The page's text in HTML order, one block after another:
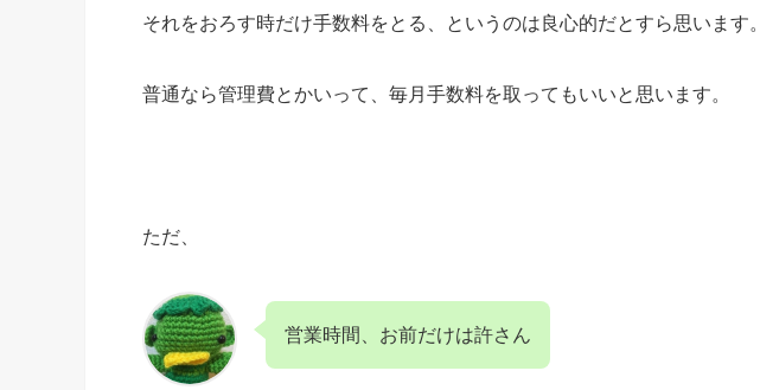
それをおろす時だけ手数料をとる、というのは良心的だとすら思います。
普通なら管理費とかいって、毎月手数料を取ってもいいと思います。
ただ、
営業時間、お前だけは許さん